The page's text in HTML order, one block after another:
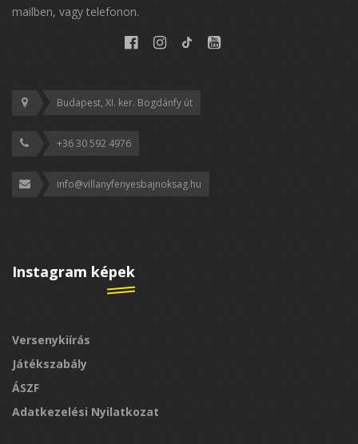
mailben, vagy telefonon.
Budapest, XI. ker. Bogdánfy út
+36 30 592 4976
info@villanyfenyesbajnoksag.hu
Instagram képek
Versenykiírás
Játékszabály
ÁSZF
Adatkezelési Nyilatkozat